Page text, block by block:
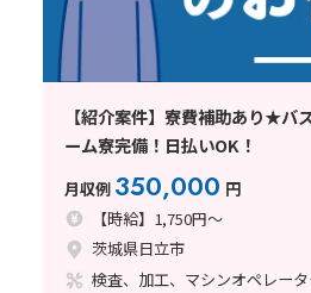
【紹介案件】寮費補助あり★バ
ーム寮完備！日払いOK！
月収例 350,000 円
【時給】1,750円～
茨城県日立市
検査、加工、マシンオペレー